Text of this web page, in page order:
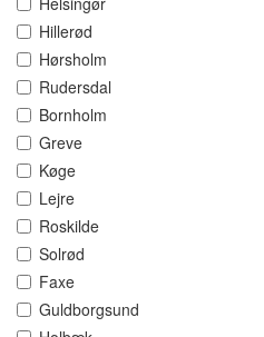
Hillerød
Hørsholm
Rudersdal
Bornholm
Greve
Køge
Lejre
Roskilde
Solrød
Faxe
Guldborgsund